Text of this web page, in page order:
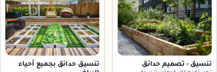
تنسيق - تصميم حدائق
تنسيق حدائق بجميع أحياء